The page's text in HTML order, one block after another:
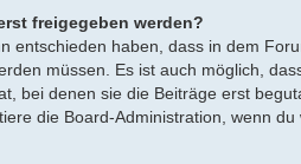
freigegeben werden?
entschieden haben, dass in dem
müssen. Es ist auch möglich,
bei denen sie die Beiträge erst
die Board-Administration, wenn